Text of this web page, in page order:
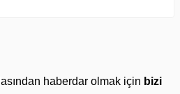
haberdar olmak için bizi